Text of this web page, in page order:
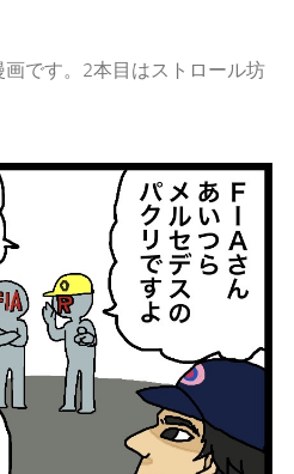
です。2本目はストロール坊